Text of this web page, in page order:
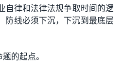
律和法律法规争取时间的逻
防线必须下沉，下沉到最底层
的起点。